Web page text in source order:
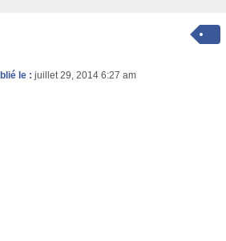
le : juillet 29, 2014 6:27 am